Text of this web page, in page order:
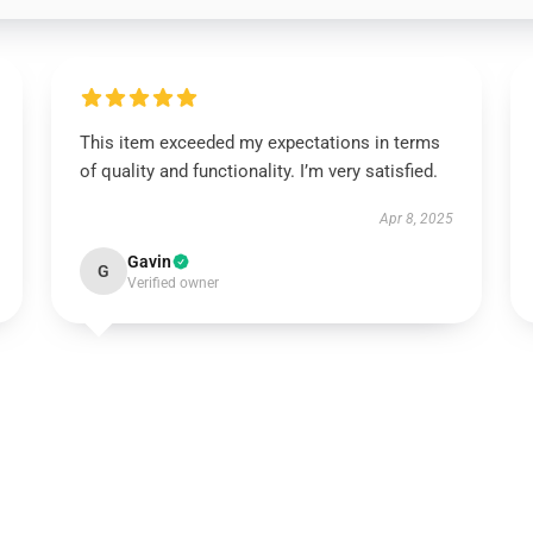
This item exceeded my expectations in terms
of quality and functionality. I’m very satisfied.
Apr 8, 2025
G Gavin
Verified owner